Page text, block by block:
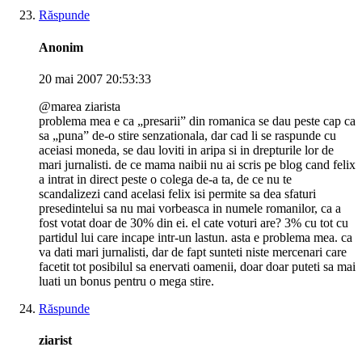
Răspunde
Anonim
20 mai 2007 20:53:33
@marea ziarista
problema mea e ca „presarii” din romanica se dau peste cap ca
sa „puna” de-o stire senzationala, dar cad li se raspunde cu
aceiasi moneda, se dau loviti in aripa si in drepturile lor de
mari jurnalisti. de ce mama naibii nu ai scris pe blog cand felix
a intrat in direct peste o colega de-a ta, de ce nu te
scandalizezi cand acelasi felix isi permite sa dea sfaturi
presedintelui sa nu mai vorbeasca in numele romanilor, ca a
fost votat doar de 30% din ei. el cate voturi are? 3% cu tot cu
partidul lui care incape intr-un lastun. asta e problema mea. ca
va dati mari jurnalisti, dar de fapt sunteti niste mercenari care
facetit tot posibilul sa enervati oamenii, doar doar puteti sa mai
luati un bonus pentru o mega stire.
Răspunde
ziarist